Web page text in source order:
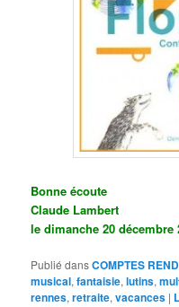
Bonne écoute
Claude Lambert
le dimanche 20 décembre
Publié dansCOMPTES
musical,fantaisie,lutins,
rennes,retraite,vacances |